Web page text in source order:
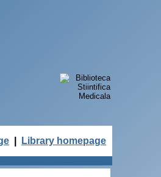
Library homepage